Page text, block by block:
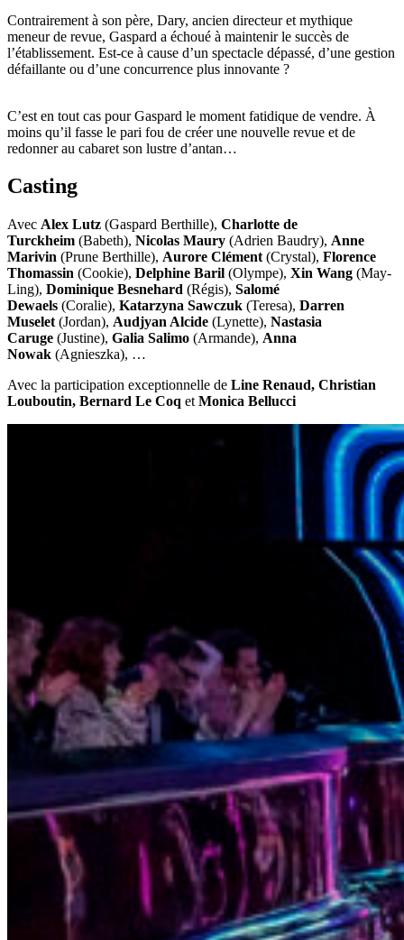
Contrairement à son père, Dary, ancien directeur et mythique
meneur de revue, Gaspard a échoué à maintenir le succès de
l’établissement. Est-ce à cause d’un spectacle dépassé, d’une gestion
défaillante ou d’une concurrence plus innovante ?
C’est en tout cas pour Gaspard le moment fatidique de vendre. À
moins qu’il fasse le pari fou de créer une nouvelle revue et de
redonner au cabaret son lustre d’antan…
Casting
Avec Alex Lutz (Gaspard Berthille), Charlotte de
Turckheim (Babeth), Nicolas Maury (Adrien Baudry), Anne
Marivin (Prune Berthille), Aurore Clément (Crystal), Florence
Thomassin (Cookie), Delphine Baril (Olympe), Xin Wang (May-
Ling), Dominique Besnehard (Régis), Salomé
Dewaels (Coralie), Katarzyna Sawczuk (Teresa), Darren
Muselet (Jordan), Audjyan Alcide (Lynette), Nastasia
Caruge (Justine), Galia Salimo (Armande), Anna
Nowak (Agnieszka), …
Avec la participation exceptionnelle de Line Renaud, Christian
Louboutin, Bernard Le Coq et Monica Bellucci